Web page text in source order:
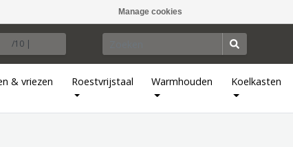
Manage cookies
/10 |
& vriezen Roestvrijstaal Warmhouden Koelkasten